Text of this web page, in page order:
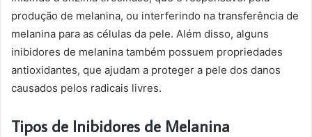
produção de melanina, ou interferindo na transferência de
melanina para as células da pele. Além disso, alguns
inibidores de melanina também possuem propriedades
antioxidantes, que ajudam a proteger a pele dos danos
causados pelos radicais livres.
Tipos de Inibidores de Melanina